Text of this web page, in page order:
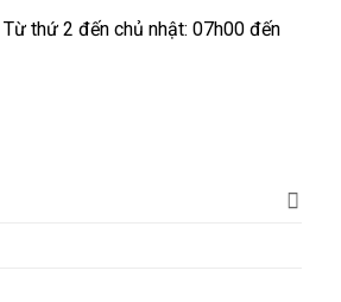
thứ 2 đến chủ nhật: 07h00 đến